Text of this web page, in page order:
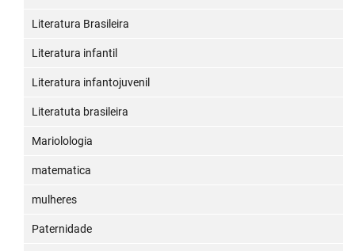
Literatura Brasileira
Literatura infantil
Literatura infantojuvenil
Literatuta brasileira
Mariolologia
matematica
mulheres
Paternidade